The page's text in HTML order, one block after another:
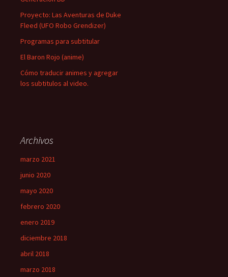
Proyecto: Las Aventuras de Duke
Fleed (UFO Robo Grendizer)
Programas para subtitular
El Baron Rojo (anime)
Cómo traducir animes y agregar
los subtitulos al video.
Archivos
marzo 2021
junio 2020
mayo 2020
febrero 2020
enero 2019
diciembre 2018
abril 2018
marzo 2018